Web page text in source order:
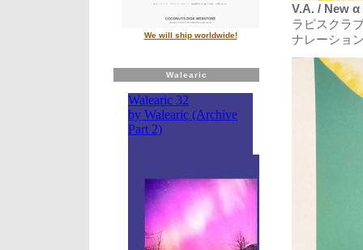
V.A. / New
ラピスクラ
ナレーショ
We will ship worldwide!
Walearic